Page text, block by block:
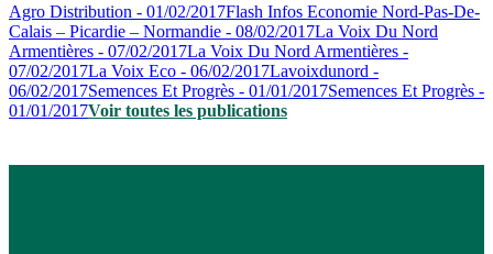
Agro Distribution - 01/02/2017Flash Infos Economie Nord-Pas-De-
Calais – Picardie – Normandie - 08/02/2017La Voix Du Nord
Armentières - 07/02/2017La Voix Du Nord Armentières -
07/02/2017La Voix Eco - 06/02/2017Lavoixdunord -
06/02/2017Semences Et Progrès - 01/01/2017Semences Et Progrès -
01/01/2017Voir toutes les publications